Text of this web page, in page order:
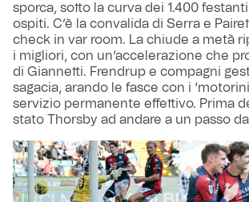
sporca, sotto la curva dei 1.400
ospiti. C’è la convalida di Serra e
check in var room. La chiude a metà
i migliori, con un’accelerazione che
di Giannetti. Frendrup e compagni
sagacia, arando le fasce con i
servizio permanente effettivo. Prima
stato Thorsby ad andare a un passo